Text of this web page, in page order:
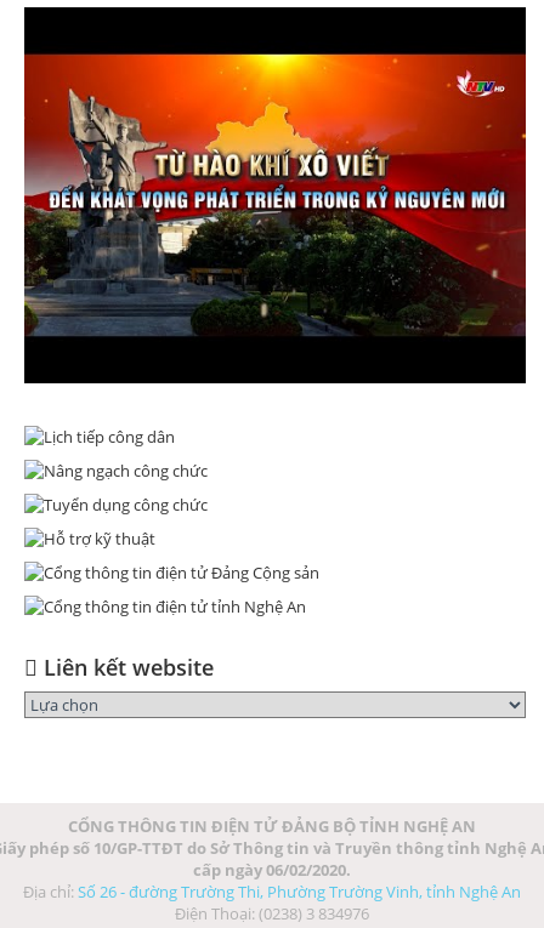
Liên kết website
CỔNG THÔNG TIN ĐIỆN TỬ ĐẢNG BỘ TỈNH NGHỆ AN
phép số 10/GP-TTĐT do Sở Thông tin và Truyền thông tỉnh Nghệ
cấp ngày 06/02/2020.
Địa chỉ: Số 26 - đường Trường Thi, Phường Trường Vinh, tỉnh Nghệ An
Điện Thoại: (0238) 3 834976